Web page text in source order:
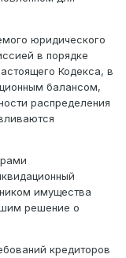
юридического
в порядке
Кодекса, в
балансом,
распределения
имущества
решение о
кредиторов